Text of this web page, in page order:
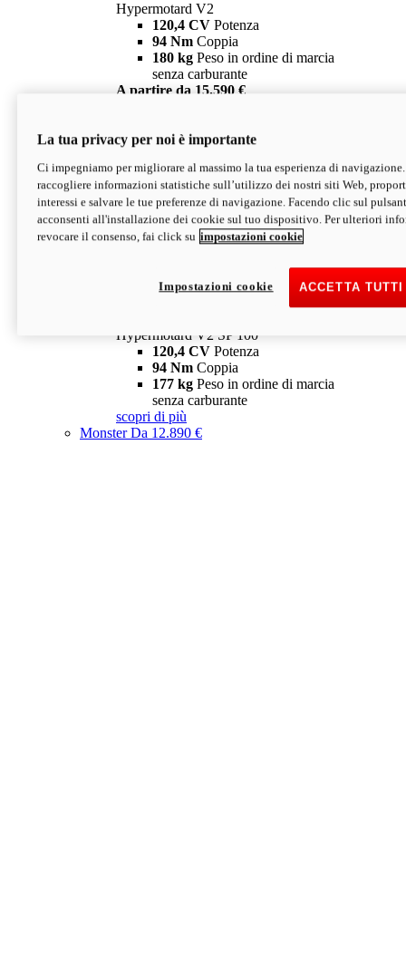
Hypermotard V2
120,4 CV Potenza
94 Nm Coppia
180 kg Peso in ordine di marcia
senza carburante
A partire da 15.590 €
V2 SP
Hypermotard V2 SP
120,4 CVPotenza
94 NmCoppia
177 kgPeso in ordine di marcia
senza carburante
Depotenziata 35 kW: 18.890 € i
configura scopri di più
Hypermotard V2 SP 100
120,4 CV Potenza
94 Nm Coppia
177 kg Peso in ordine di marcia
senza carburante
scopri di più
MonsterDa 12.890 €
La tua privacy per noi è importante
Ci impegniamo per migliorare al massimo la tua esperienza di
raccogliere informazioni statistiche sull’utilizzo dei nostri siti Web,
interessi e salvare le tue preferenze di navigazione. Facendo clic sul
acconsenti all'installazione dei cookie sul tuo dispositivo. Per ulteriori
revocare il consenso, fai click su impostazioni cookie
ACCETTA
Impostazioni cookie